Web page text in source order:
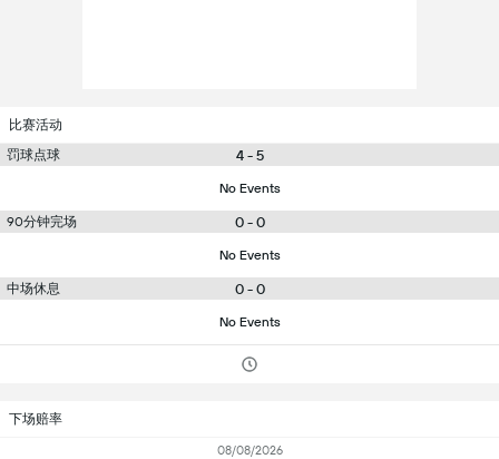
比赛活动
罚球点球
4 - 5
No Events
90分钟完场 0 - 0
No Events
中场休息 0 - 0
No Events
下场赔率
08/08/2026